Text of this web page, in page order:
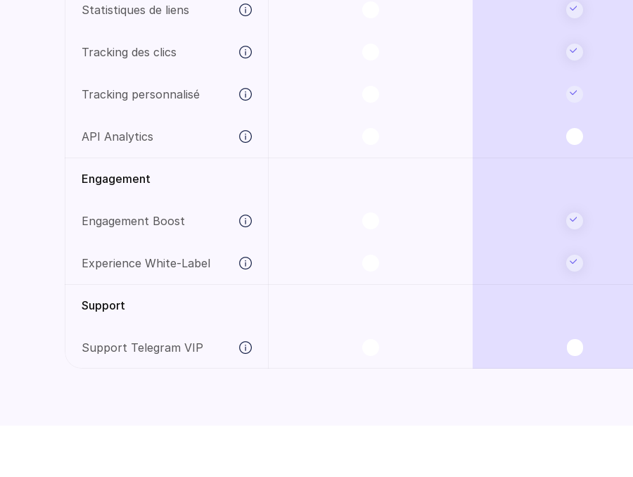
Statistiques de liens
Tracking des clics
Tracking personnalisé
API Analytics
Engagement
Engagement Boost
Experience White-Label
Support
Support Telegram VIP